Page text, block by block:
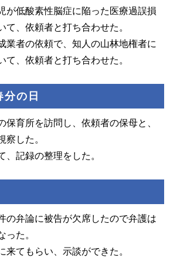
が低酸素性脳症に陥った医療過誤損
て、依頼者と打ち合わせた。
業者の依頼で、知人の山林地権者に
て、依頼者と打ち合わせた。
の日
保育所を訪問し、依頼者の保母と、
察した。
、記録の整理をした。
の弁論に被告が欠席したので弁護は
った。
来てもらい、示談ができた。